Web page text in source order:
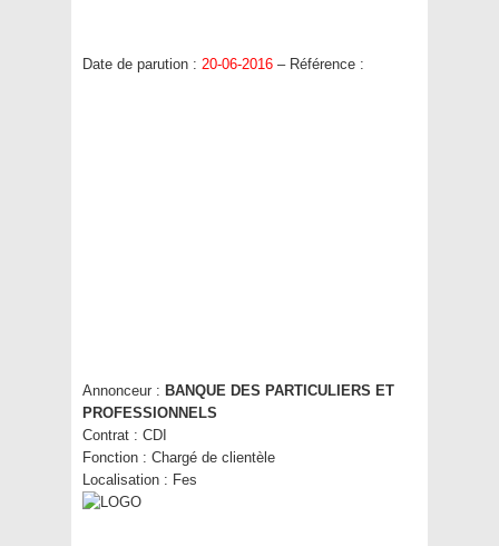
Date de parution : 20-06-2016 – Référence :
Annonceur : BANQUE DES PARTICULIERS ET
PROFESSIONNELS
Contrat : CDI
Fonction : Chargé de clientèle
Localisation : Fes